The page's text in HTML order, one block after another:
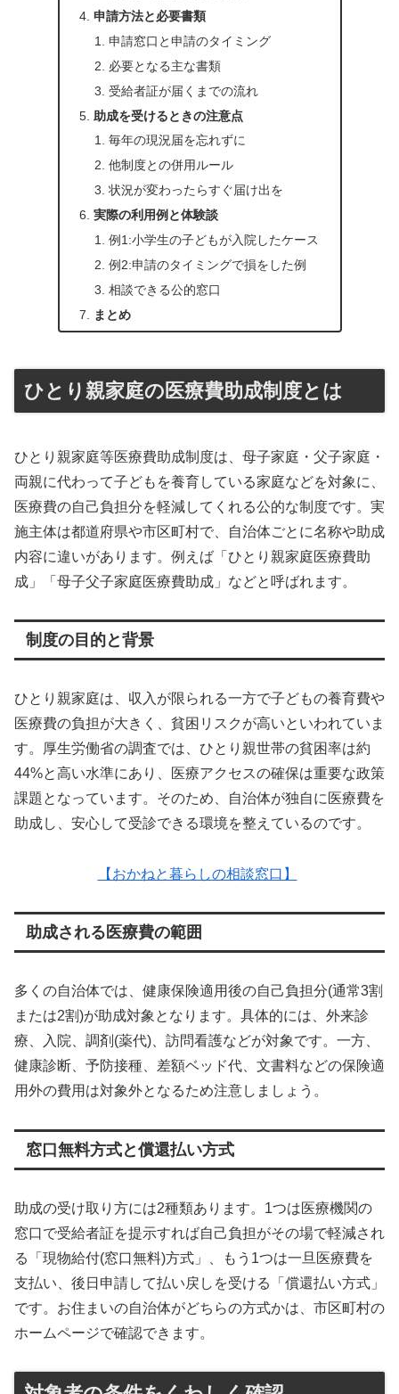
申請方法と必要書類
申請窓口と申請のタイミング
必要となる主な書類
受給者証が届くまでの流れ
助成を受けるときの注意点
毎年の現況届を忘れずに
他制度との併用ルール
状況が変わったらすぐ届け出を
実際の利用例と体験談
例1:小学生の子どもが入院したケース
例2:申請のタイミングで損をした例
相談できる公的窓口
まとめ
ひとり親家庭の医療費助成制度とは
ひとり親家庭等医療費助成制度は、母子家庭・父子家庭・
両親に代わって子どもを養育している家庭などを対象に、
医療費の自己負担分を軽減してくれる公的な制度です。実
施主体は都道府県や市区町村で、自治体ごとに名称や助成
内容に違いがあります。例えば「ひとり親家庭医療費助
成」「母子父子家庭医療費助成」などと呼ばれます。
制度の目的と背景
ひとり親家庭は、収入が限られる一方で子どもの養育費や
医療費の負担が大きく、貧困リスクが高いといわれていま
す。厚生労働省の調査では、ひとり親世帯の貧困率は約
44%と高い水準にあり、医療アクセスの確保は重要な政策
課題となっています。そのため、自治体が独自に医療費を
助成し、安心して受診できる環境を整えているのです。
【おかねと暮らしの相談窓口】
助成される医療費の範囲
多くの自治体では、健康保険適用後の自己負担分(通常3割
または2割)が助成対象となります。具体的には、外来診
療、入院、調剤(薬代)、訪問看護などが対象です。一方、
健康診断、予防接種、差額ベッド代、文書料などの保険適
用外の費用は対象外となるため注意しましょう。
窓口無料方式と償還払い方式
助成の受け取り方には2種類あります。1つは医療機関の
窓口で受給者証を提示すれば自己負担がその場で軽減され
る「現物給付(窓口無料)方式」、もう1つは一旦医療費を
支払い、後日申請して払い戻しを受ける「償還払い方式」
です。お住まいの自治体がどちらの方式かは、市区町村の
ホームページで確認できます。